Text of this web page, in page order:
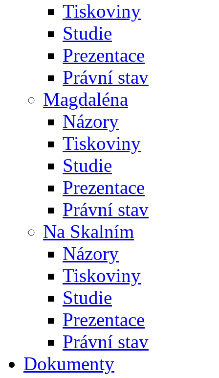
Tiskoviny
Studie
Prezentace
Právní stav
Magdaléna
Názory
Tiskoviny
Studie
Prezentace
Právní stav
Na Skalním
Názory
Tiskoviny
Studie
Prezentace
Právní stav
Dokumenty